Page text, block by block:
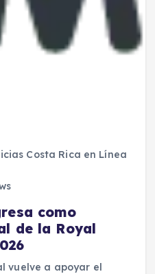
Costa Rica en Línea
como
de la Royal
vuelve a apoyar el